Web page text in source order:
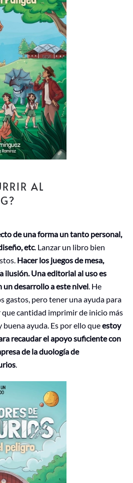
AL
de una forma un tanto personal,
etc. Lanzar un libro bien
Hacer los juegos de mesa,
ilusión. Una editorial al uso es
un desarrollo a este nivel. He
gastos, pero tener una ayuda para
cantidad imprimir de inicio más
buena ayuda. Es por ello queestoy
recaudar el apoyo suficiente con
de la duología de
.